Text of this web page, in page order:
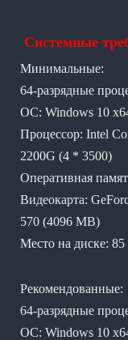
Системные
Минимальные:
64-разрядные
ОС: Windows 10
Процессор: Intel
2200G (4 * 3500)
Оперативная
Видеокарта:
570 (4096 MB)
Место на диске: 85
Рекомендованные:
64-разрядные
ОС: Windows 10